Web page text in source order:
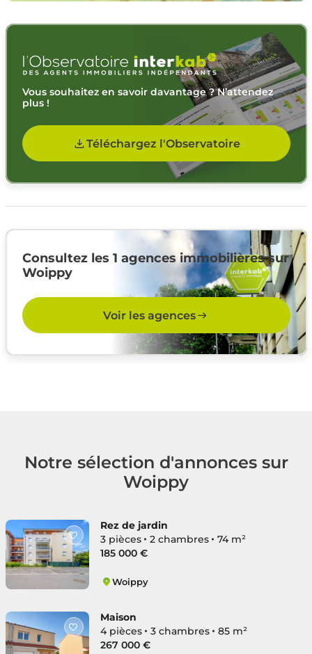
Vous souhaitez en savoir davantage ? N’attendez
plus !
Téléchargez l'Observatoire
Consultez les 1 agences immobilières sur
Woippy
Voir les agences
Notre sélection d'annonces sur
Woippy
Rez de jardin
3 pièces
2 chambres
74 m²
185 000 €
Woippy
Maison
4 pièces
3 chambres
85 m²
267 000 €